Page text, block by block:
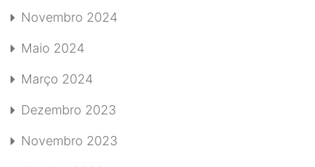
Novembro 2024
Maio 2024
Março 2024
Dezembro 2023
Novembro 2023